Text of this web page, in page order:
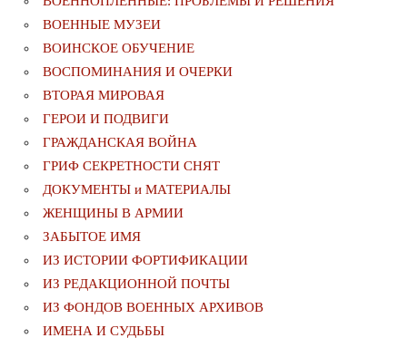
ВОЕННЫЕ МУЗЕИ
ВОИНСКОЕ ОБУЧЕНИЕ
ВОСПОМИНАНИЯ И ОЧЕРКИ
ВТОРАЯ МИРОВАЯ
ГЕРОИ И ПОДВИГИ
ГРАЖДАНСКАЯ ВОЙНА
ГРИФ СЕКРЕТНОСТИ СНЯТ
ДОКУМЕНТЫ и МАТЕРИАЛЫ
ЖЕНЩИНЫ В АРМИИ
ЗАБЫТОЕ ИМЯ
ИЗ ИСТОРИИ ФОРТИФИКАЦИИ
ИЗ РЕДАКЦИОННОЙ ПОЧТЫ
ИЗ ФОНДОВ ВОЕННЫХ АРХИВОВ
ИМЕНА И СУДЬБЫ